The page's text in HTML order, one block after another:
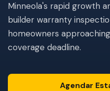
INSPEÇÕES DE SEGURO
Inspeção 4 Pontos
Minneola's rapid growth
builder warranty
homeowners
coverage deadline.
Agendar